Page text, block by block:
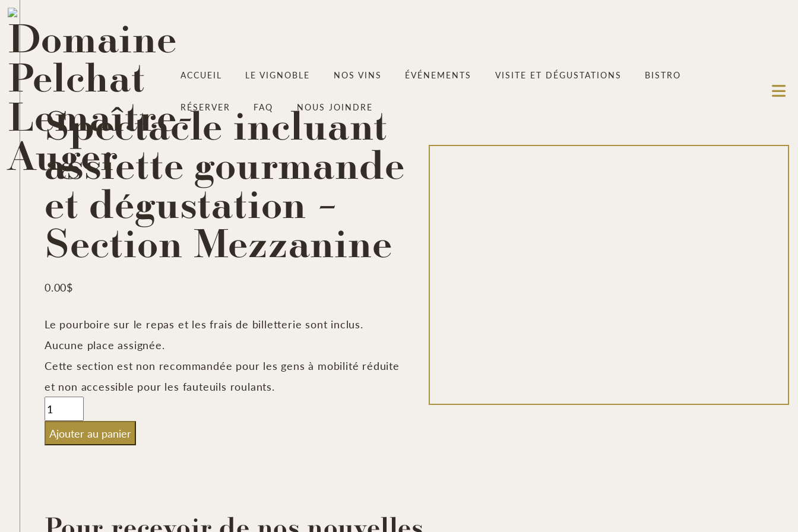
ACCUEIL LE VIGNOBLE NOS VINS ÉVÉNEMENTS VISITE ET DÉGUSTATIONS BISTRO
RÉSERVER FAQ NOUS JOINDRE
Spectacle incluant
assiette gourmande
et dégustation –
Section Mezzanine
0.00$
Le pourboire sur le repas et les frais de billetterie sont inclus.
Aucune place assignée.
Cette section est non recommandée pour les gens à mobilité réduite
et non accessible pour les fauteuils roulants.
quantité
de
Spectacle
Ajouter au panier